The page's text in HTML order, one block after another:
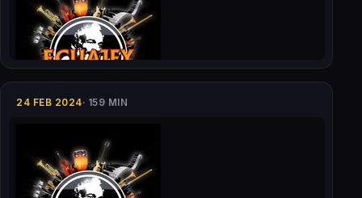
24 FEB 2024· 159 MIN